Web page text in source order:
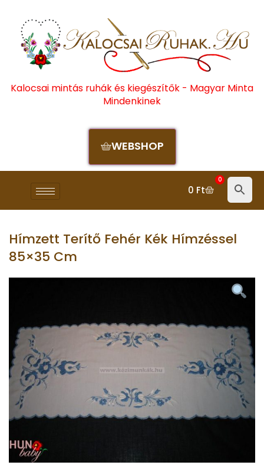
Kalocsai mintás ruhák és kiegészítők - Magyar Minta
Mindenkinek
WEBSHOP
0 Ft
0
Hímzett Terítő Fehér Kék Hímzéssel
85×35 Cm